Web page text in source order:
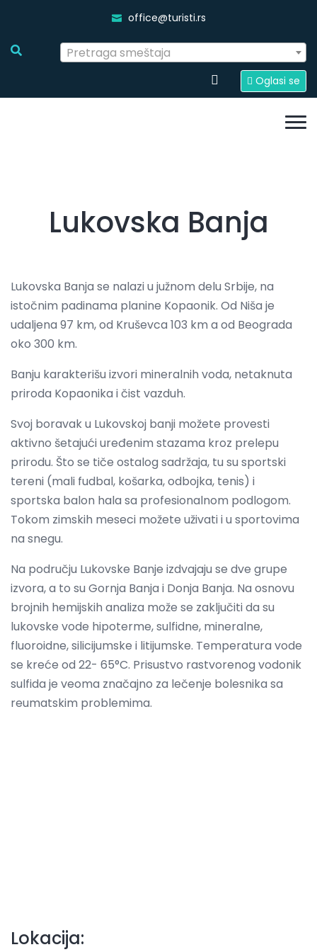
office@turisti.rs
Pretraga smeštaja
Oglasi se
Lukovska Banja
Lukovska Banja se nalazi u južnom delu Srbije, na
istočnim padinama planine Kopaonik. Od Niša je
udaljena 97 km, od Kruševca 103 km a od Beograda
oko 300 km.
Banju karakterišu izvori mineralnih voda, netaknuta
priroda Kopaonika i čist vazduh.
Svoj boravak u Lukovskoj banji možete provesti
aktivno šetajući uređenim stazama kroz prelepu
prirodu. Što se tiče ostalog sadržaja, tu su sportski
tereni (mali fudbal, košarka, odbojka, tenis) i
sportska balon hala sa profesionalnom podlogom.
Tokom zimskih meseci možete uživati i u sportovima
na snegu.
Na području Lukovske Banje izdvajaju se dve grupe
izvora, a to su Gornja Banja i Donja Banja. Na osnovu
brojnih hemijskih analiza može se zaključiti da su
lukovske vode hipoterme, sulfidne, mineralne,
fluoroidne, silicijumske i litijumske. Temperatura vode
se kreće od 22- 65°C. Prisustvo rastvorenog vodonik
sulfida je veoma značajno za lečenje bolesnika sa
reumatskim problemima.
Lokacija: